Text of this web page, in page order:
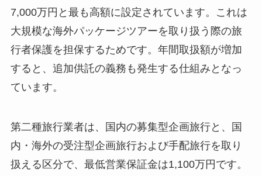
7,000万円と最も高額に設定されています。これは
大規模な海外パッケージツアーを取り扱う際の旅
行者保護を担保するためです。年間取扱額が増加
すると、追加供託の義務も発生する仕組みとなっ
ています。
第二種旅行業者は、国内の募集型企画旅行と、国
内・海外の受注型企画旅行および手配旅行を取り
扱える区分で、最低営業保証金は1,100万円です。